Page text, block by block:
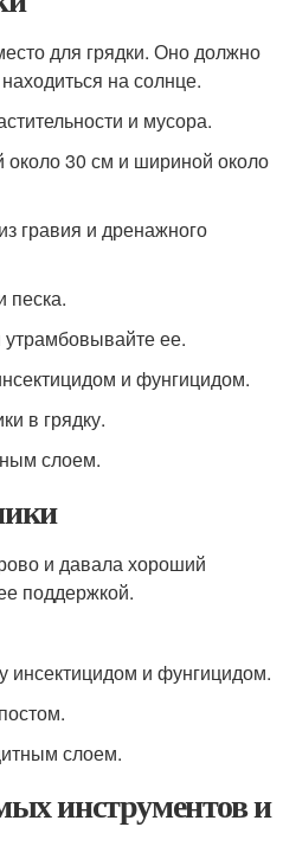
для грядки. Оно должно
на солнце.
и мусора.
около 30 см и шириной около
гравия и дренажного
песка.
ее.
и фунгицидом.
в грядку.
слоем.
и давала хороший
поддержкой.
инсектицидом и фунгицидом.
слоем.
инструментов и